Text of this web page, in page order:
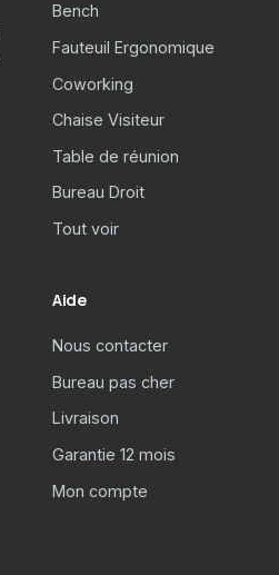
Bench
Fauteuil Ergonomique
Coworking
Chaise Visiteur
Table de réunion
Bureau Droit
Tout voir
Aide
Nous contacter
Bureau pas cher
Livraison
Garantie 12 mois
Mon compte